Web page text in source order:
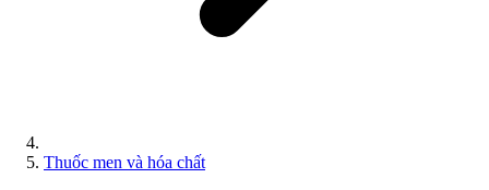
Thuốc men và hóa chất